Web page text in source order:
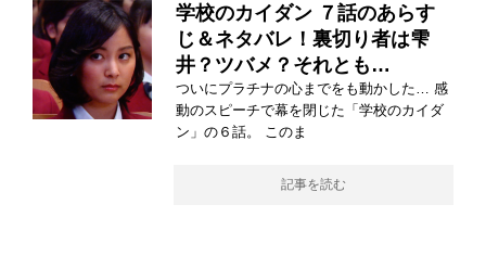
学校のカイダン ７話のあらす
じ＆ネタバレ！裏切り者は雫
井？ツバメ？それとも…
ついにプラチナの心までをも動かした… 感
動のスピーチで幕を閉じた「学校のカイダ
ン」の６話。 このま
記事を読む